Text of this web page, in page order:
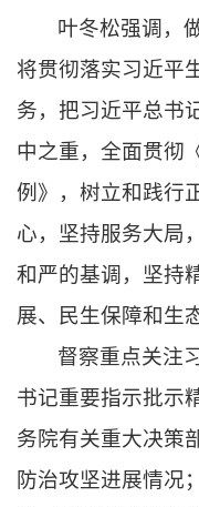
叶冬松强调，
将贯彻落实习近平
务，把习近平总书
中之重，全面贯彻
例》，树立和践行
心，坚持服务大局
和严的基调，坚持
展、民生保障和生
督察重点关注
书记重要指示批示
务院有关重大决策
防治攻坚进展情况